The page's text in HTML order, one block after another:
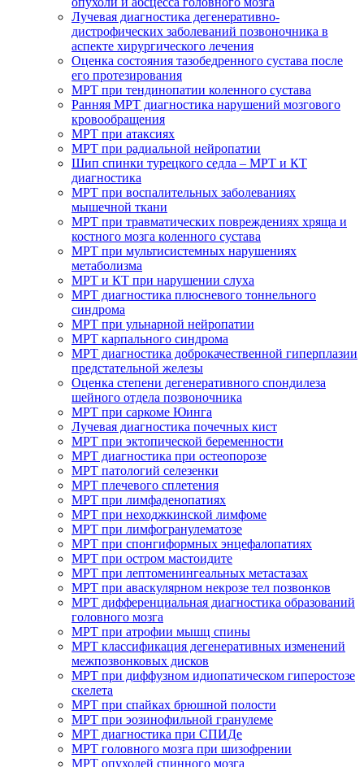
Лучевая диагностика дегенеративно-
дистрофических заболеваний позвоночника в
аспекте хирургического лечения
Оценка состояния тазобедренного сустава после
его протезирования
МРТ при тендинопатии коленного сустава
Ранняя МРТ диагностика нарушений мозгового
кровообращения
МРТ при атаксиях
МРТ при радиальной нейропатии
Шип спинки турецкого седла – МРТ и КТ
диагностика
МРТ при воспалительных заболеваниях
мышечной ткани
МРТ при травматических повреждениях хряща и
костного мозга коленного сустава
МРТ при мультисистемных нарушениях
метаболизма
МРТ и КТ при нарушении слуха
МРТ диагностика плюсневого тоннельного
синдрома
МРТ при ульнарной нейропатии
МРТ карпального синдрома
МРТ диагностика доброкачественной гиперплазии
предстательной железы
Оценка степени дегенеративного спондилеза
шейного отдела позвоночника
МРТ при саркоме Юинга
Лучевая диагностика почечных кист
МРТ при эктопической беременности
МРТ диагностика при остеопорозе
МРТ патологий селезенки
МРТ плечевого сплетения
МРТ при лимфаденопатиях
МРТ при неходжкинской лимфоме
МРТ при лимфогранулематозе
МРТ при спонгиформных энцефалопатиях
МРТ при остром мастоидите
МРТ при лептоменингеальных метастазах
МРТ при аваскулярном некрозе тел позвонков
МРТ дифференциальная диагностика образований
головного мозга
МРТ при атрофии мышц спины
МРТ классификация дегенеративных изменений
межпозвонковых дисков
МРТ при диффузном идиопатическом гиперостозе
скелета
МРТ при спайках брюшной полости
МРТ при эозинофильной гранулеме
МРТ диагностика при СПИДе
МРТ головного мозга при шизофрении
МРТ опухолей спинного мозга